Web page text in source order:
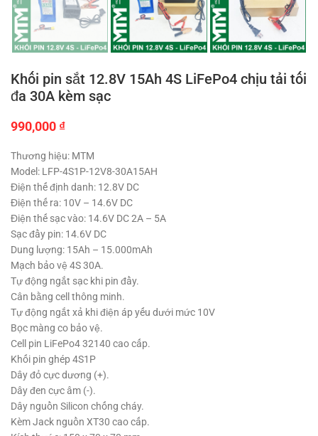
Khối pin sắt 12.8V 15Ah 4S LiFePo4 chịu tải tối
đa 30A kèm sạc
990,000 ₫
Thương hiệu: MTM
Model: LFP-4S1P-12V8-30A15AH
Điện thế định danh: 12.8V DC
Điện thế ra: 10V – 14.6V DC
Điện thế sạc vào: 14.6V DC 2A – 5A
Sạc đầy pin: 14.6V DC
Dung lượng: 15Ah – 15.000mAh
Mạch bảo vệ 4S 30A.
Tự động ngắt sạc khi pin đầy.
Cân bằng cell thông minh.
Tự động ngắt xả khi điện áp yếu dưới mức 10V
Bọc màng co bảo vệ.
Cell pin LiFePo4 32140 cao cấp.
Khối pin ghép 4S1P
Dây đỏ cực dương (+).
Dây đen cực âm (-).
Dây nguồn Silicon chống cháy.
Kèm Jack nguồn XT30 cao cấp.